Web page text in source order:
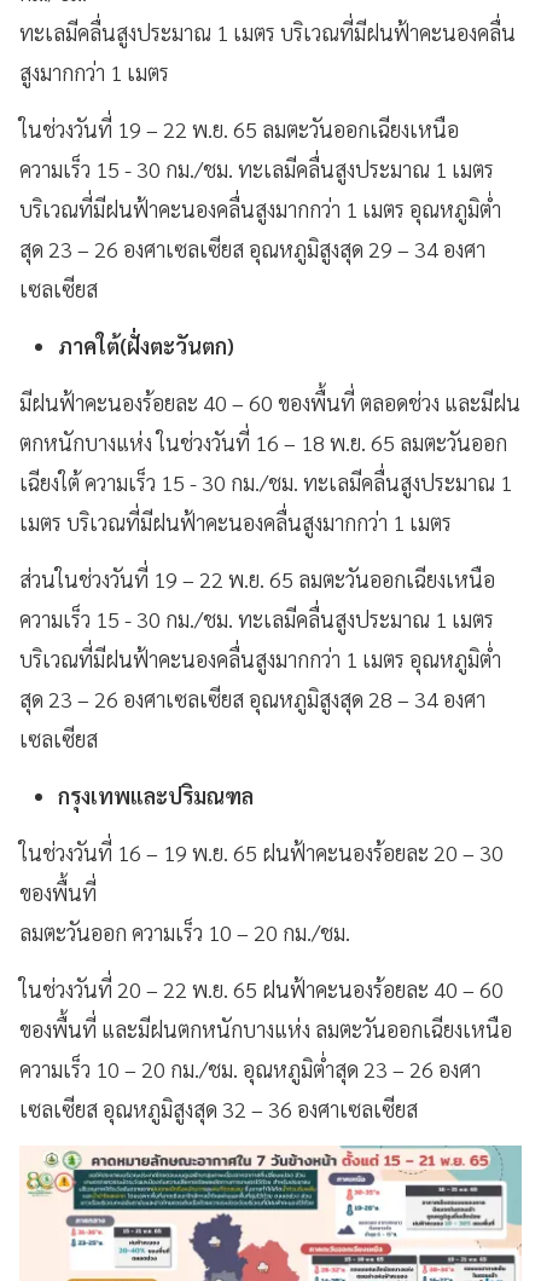
ทะเลมีคลื่นสูงประมาณ 1 เมตร บริเวณที่มีฝนฟ้าคะนองคลื่น
สูงมากกว่า 1 เมตร
ในช่วงวันที่ 19 – 22 พ.ย. 65 ลมตะวันออกเฉียงเหนือ
ความเร็ว 15 - 30 กม./ชม. ทะเลมีคลื่นสูงประมาณ 1 เมตร
บริเวณที่มีฝนฟ้าคะนองคลื่นสูงมากกว่า 1 เมตร อุณหภูมิต่ำ
สุด 23 – 26 องศาเซลเซียส อุณหภูมิสูงสุด 29 – 34 องศา
เซลเซียส
ภาคใต้(ฝั่งตะวันตก)
มีฝนฟ้าคะนองร้อยละ 40 – 60 ของพื้นที่ ตลอดช่วง และมีฝน
ตกหนักบางแห่ง ในช่วงวันที่ 16 – 18 พ.ย. 65 ลมตะวันออก
เฉียงใต้ ความเร็ว 15 - 30 กม./ชม. ทะเลมีคลื่นสูงประมาณ 1
เมตร บริเวณที่มีฝนฟ้าคะนองคลื่นสูงมากกว่า 1 เมตร
ส่วนในช่วงวันที่ 19 – 22 พ.ย. 65 ลมตะวันออกเฉียงเหนือ
ความเร็ว 15 - 30 กม./ชม. ทะเลมีคลื่นสูงประมาณ 1 เมตร
บริเวณที่มีฝนฟ้าคะนองคลื่นสูงมากกว่า 1 เมตร อุณหภูมิต่ำ
สุด 23 – 26 องศาเซลเซียส อุณหภูมิสูงสุด 28 – 34 องศา
เซลเซียส
กรุงเทพและปริมณฑล
ในช่วงวันที่ 16 – 19 พ.ย. 65 ฝนฟ้าคะนองร้อยละ 20 – 30
ของพื้นที่
ลมตะวันออก ความเร็ว 10 – 20 กม./ชม.
ในช่วงวันที่ 20 – 22 พ.ย. 65 ฝนฟ้าคะนองร้อยละ 40 – 60
ของพื้นที่ และมีฝนตกหนักบางแห่ง ลมตะวันออกเฉียงเหนือ
ความเร็ว 10 – 20 กม./ชม. อุณหภูมิต่ำสุด 23 – 26 องศา
เซลเซียส อุณหภูมิสูงสุด 32 – 36 องศาเซลเซียส